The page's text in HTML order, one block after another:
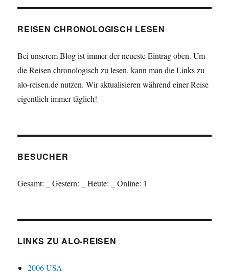
REISEN CHRONOLOGISCH LESEN
Bei unserem Blog ist immer der neueste Eintrag oben. Um
die Reisen chronologisch zu lesen, kann man die Links zu
alo-reisen.de nutzen. Wir aktualisieren während einer Reise
eigentlich immer täglich!
BESUCHER
Gesamt: Gestern: Heute: Online: 1
LINKS ZU ALO-REISEN
2006 USA